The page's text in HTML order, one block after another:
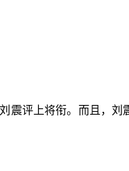
震评上将衔。而且，刘